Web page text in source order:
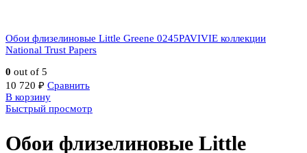
Обои флизелиновые Little Greene 0245PAVIVIE коллекции
National Trust Papers
0 out of 5
10 720 ₽ Сравнить
В корзину
Быстрый просмотр
Обои флизелиновые Little